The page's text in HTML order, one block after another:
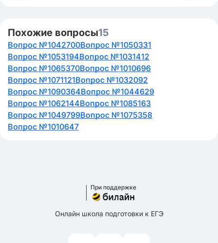
Похожие вопросы15
Вопрос №1042700Вопрос №1050331
Вопрос №1053194Вопрос №1031412
Вопрос №1065370Вопрос №1010696
Вопрос №1071121Вопрос №1032092
Вопрос №1090364Вопрос №1044629
Вопрос №1062144Вопрос №1085163
Вопрос №1049799Вопрос №1075358
Вопрос №1010647
При поддержке
Онлайн школа подготовки к ЕГЭ